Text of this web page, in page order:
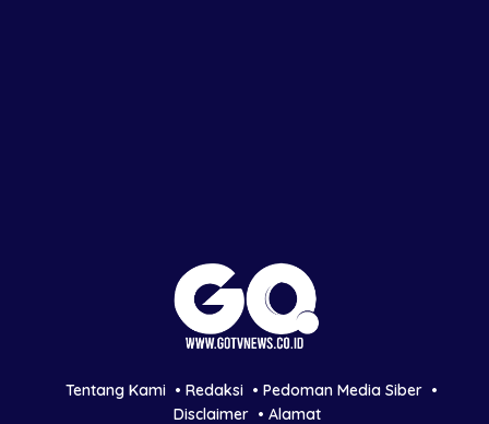
Tentang Kami Redaksi
Pedoman Media Siber
Disclaimer
Alamat